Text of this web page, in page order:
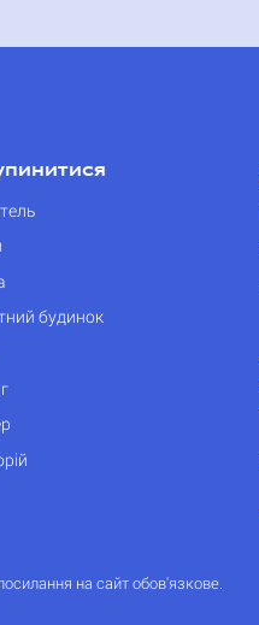
будинок
на сайт обов'язкове.